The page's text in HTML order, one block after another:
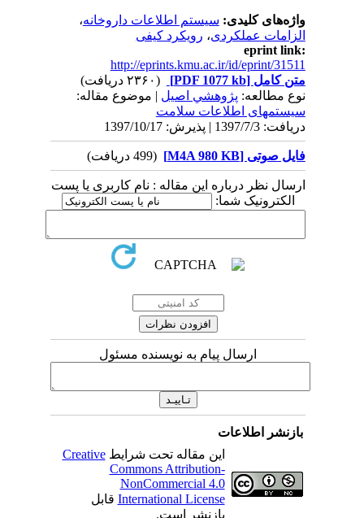
واژه‌های کلیدی:سیستم اطلاعات داروخانه،
الزامات عملکردی،رویکرد کیفی
eprint link:
http://eprints.kmu.ac.ir/id/eprint/31511
متن کامل[PDF 1077 kb]
نوع مطالعه:پژوهشي اصیل| موضوع مقاله:
سیستمهای اطلاعات سلامت
دریافت: 1397/7/3 | پذیرش: 1397/10/17
فایل صوتی [M4A 980 KB] (499 دریافت)
ارسال نظر درباره این مقاله : نام کاربری یا پست
الکترونیک شما:
ارسال پیام به نویسنده مسئول
بازنشر اطلاعات
این مقاله تحت شرایطCreative
Commons Attribution-
NonCommercial 4.0
International Licenseقابل
بازنشر است.